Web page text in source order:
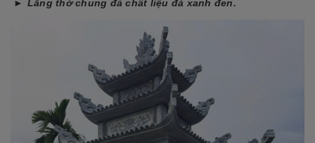
► Lăng thờ chung đá chất liệu đá xanh đen.